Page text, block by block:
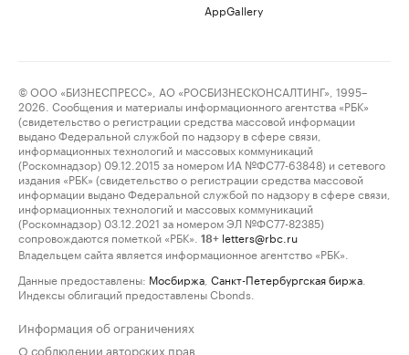
AppGallery
© ООО «БИЗНЕСПРЕСС», АО «РОСБИЗНЕСКОНСАЛТИНГ», 1995–
2026. Сообщения и материалы информационного агентства «РБК»
(свидетельство о регистрации средства массовой информации
выдано Федеральной службой по надзору в сфере связи,
информационных технологий и массовых коммуникаций
(Роскомнадзор) 09.12.2015 за номером ИА №ФС77-63848) и сетевого
издания «РБК» (свидетельство о регистрации средства массовой
информации выдано Федеральной службой по надзору в сфере связи,
информационных технологий и массовых коммуникаций
(Роскомнадзор) 03.12.2021 за номером ЭЛ №ФС77-82385)
сопровождаются пометкой «РБК».
18+ letters@rbc.ru
Владельцем сайта является информационное агентство «РБК».
Данные предоставлены: Мосбиржа Санкт-Петербургская биржа
Индексы облигаций предоставлены Cbonds.
Информация об ограничениях
О соблюдении авторских прав